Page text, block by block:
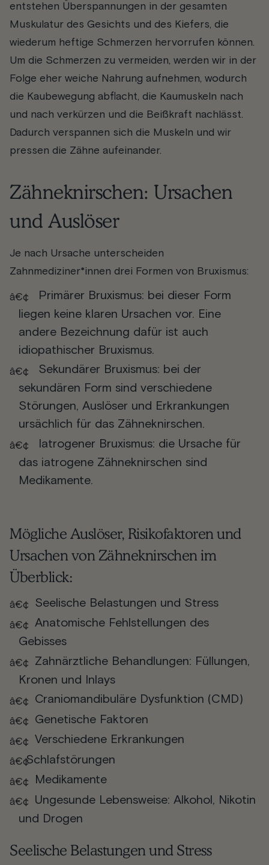
entstehen Überspannungen in der gesamten
Muskulatur des Gesichts und des Kiefers, die
wiederum heftige Schmerzen hervorrufen können.
Um die Schmerzen zu vermeiden, werden wir in der
Folge eher weiche Nahrung aufnehmen, wodurch
die Kaubewegung abflacht, die Kaumuskeln nach
und nach verkürzen und die Beißkraft nachlässt.
Dadurch verspannen sich die Muskeln und wir
pressen die Zähne aufeinander.
Zähneknirschen: Ursachen
und Auslöser
Je nach Ursache unterscheiden
Zahnmediziner*innen drei Formen von Bruxismus:
Primärer Bruxismus: bei dieser Form
liegen keine klaren Ursachen vor. Eine
andere Bezeichnung dafür ist auch
idiopathischer Bruxismus.
Sekundärer Bruxismus: bei der
sekundären Form sind verschiedene
Störungen, Auslöser und Erkrankungen
ursächlich für das Zähneknirschen.
Iatrogener Bruxismus: die Ursache für
das iatrogene Zähneknirschen sind
Medikamente.
Mögliche Auslöser, Risikofaktoren und
Ursachen von Zähneknirschen im
Überblick:
Seelische Belastungen und Stress
Anatomische Fehlstellungen des
Gebisses
Zahnärztliche Behandlungen: Füllungen,
Kronen und Inlays
Craniomandibuläre Dysfunktion (CMD)
Genetische Faktoren
Verschiedene Erkrankungen
Schlafstörungen
Medikamente
Ungesunde Lebensweise: Alkohol, Nikotin
und Drogen
Seelische Belastungen und Stress